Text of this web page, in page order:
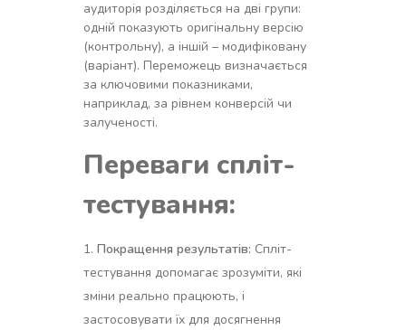
аудиторія розділяється на дві групи:
одній показують оригінальну версію
(контрольну), а іншій – модифіковану
(варіант). Переможець визначається
за ключовими показниками,
наприклад, за рівнем конверсій чи
залученості.
Переваги спліт-
тестування:
Покращення результатів: Спліт-
тестування допомагає зрозуміти, які
зміни реально працюють, і
застосовувати їх для досягнення